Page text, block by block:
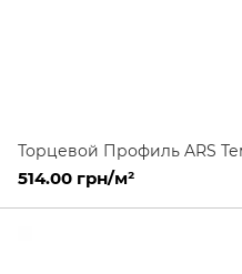
Торцевой Профиль ARS
514.00 грн/м²